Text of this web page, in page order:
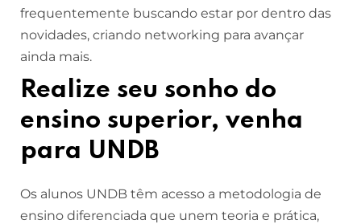
frequentemente buscando estar por dentro das
novidades, criando networking para avançar
ainda mais.
Realize seu sonho do
ensino superior, venha
para UNDB
Os alunos UNDB têm acesso a metodologia de
ensino diferenciada que unem teoria e prática,